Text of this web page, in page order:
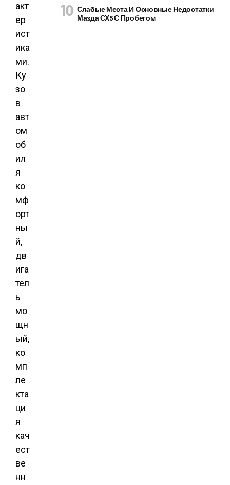
акт
ер
ист
ика
ми.
Ку
зо
в
авт
ом
об
ил
я
ко
мф
орт
ны
й,
дв
ига
тел
ь
мо
щн
ый,
ко
мп
ле
кта
ци
я
кач
ест
ве
нн
Слабые Места И Основные Недостатки
Мазда СХ5 С Пробегом